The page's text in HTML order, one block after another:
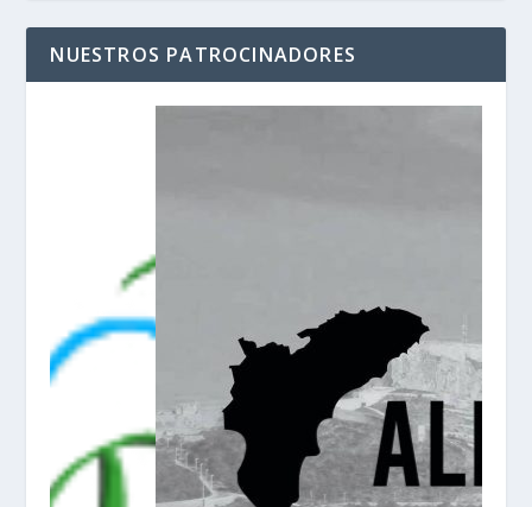
NUESTROS PATROCINADORES